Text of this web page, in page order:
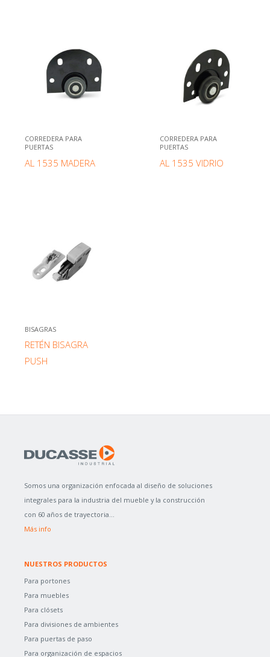
CORREDERA PARA
PUERTAS
AL 1535 MADERA
CORREDERA PARA
PUERTAS
AL 1535 VIDRIO
BISAGRAS
RETÉN BISAGRA
PUSH
Somos una organización enfocada al diseño de soluciones
integrales para la industria del mueble y la construcción
con 60 años de trayectoria...
Más info
NUESTROS PRODUCTOS
Para portones
Para muebles
Para clósets
Para divisiones de ambientes
Para puertas de paso
Para organización de espacios